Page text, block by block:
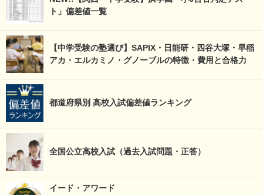
ト」偏差値一覧
【中学受験の塾選び】SAPIX・日能研・四谷大塚・早稲
アカ・エルカミノ・グノーブルの特徴・費用と合格力
都道府県別 高校入試偏差値ランキング
全国公立高校入試（過去入試問題・正答）
イード・アワード